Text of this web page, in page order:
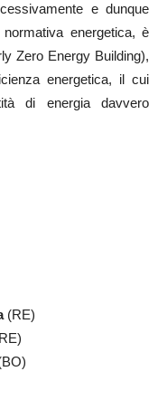
e dunque
energetica, è
Zero Energy Building),
energetica, il cui
di energia davvero
(RE)